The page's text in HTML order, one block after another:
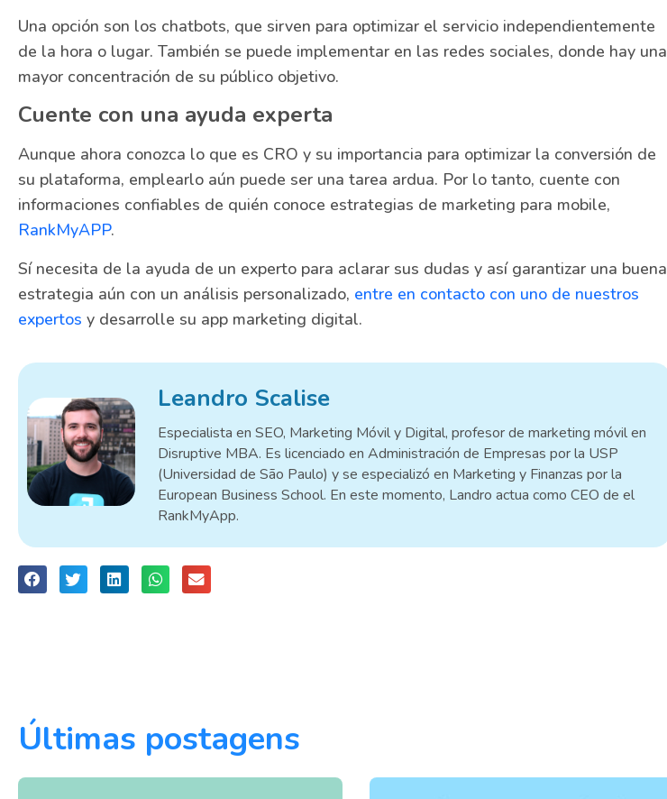
Una opción son los chatbots, que sirven para optimizar el servicio independientemente
de la hora o lugar. También se puede implementar en las redes sociales, donde hay una
mayor concentración de su público objetivo.
Cuente con una ayuda experta
Aunque ahora conozca lo que es CRO y su importancia para optimizar la conversión de
su plataforma, emplearlo aún puede ser una tarea ardua. Por lo tanto, cuente con
informaciones confiables de quién conoce estrategias de marketing para mobile,
RankMyAPP.
Sí necesita de la ayuda de un experto para aclarar sus dudas y así garantizar una buena
estrategia aún con un análisis personalizado, entre en contacto con uno de nuestros
expertos y desarrolle su app marketing digital.
Leandro Scalise
Especialista en SEO, Marketing Móvil y Digital, profesor de marketing móvil en
Disruptive MBA. Es licenciado en Administración de Empresas por la USP
(Universidad de São Paulo) y se especializó en Marketing y Finanzas por la
European Business School. En este momento, Landro actua como CEO de el
RankMyApp.
Últimas postagens